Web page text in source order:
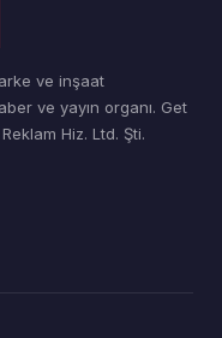
ve inşaat
ve yayın organı. Get
Hiz. Ltd. Şti.